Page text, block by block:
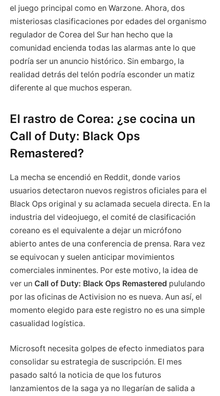
el juego principal como en Warzone. Ahora, dos
misteriosas clasificaciones por edades del organismo
regulador de Corea del Sur han hecho que la
comunidad encienda todas las alarmas ante lo que
podría ser un anuncio histórico. Sin embargo, la
realidad detrás del telón podría esconder un matiz
diferente al que muchos esperan.
El rastro de Corea: ¿se cocina un
Call of Duty: Black Ops
Remastered?
La mecha se encendió en Reddit, donde varios
usuarios detectaron nuevos registros oficiales para el
Black Ops original y su aclamada secuela directa. En la
industria del videojuego, el comité de clasificación
coreano es el equivalente a dejar un micrófono
abierto antes de una conferencia de prensa. Rara vez
se equivocan y suelen anticipar movimientos
comerciales inminentes. Por este motivo, la idea de
ver un Call of Duty: Black Ops Remastered pululando
por las oficinas de Activision no es nueva. Aun así, el
momento elegido para este registro no es una simple
casualidad logística.
Microsoft necesita golpes de efecto inmediatos para
consolidar su estrategia de suscripción. El mes
pasado saltó la noticia de que los futuros
lanzamientos de la saga ya no llegarían de salida a